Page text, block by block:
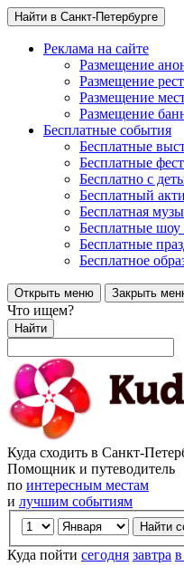
Найти в Санкт-Петербурге
Реклама на сайте
Размещение
Размещение
Размещение
Размещение
Бесплатные события
Бесплатные
Бесплатные
Бесплатно с
Бесплатный
Бесплатная
Бесплатные шоу
Бесплатные
Бесплатное
Открыть меню Закрыть
Что ищем?
Найти
Куда сходить в Санкт-
Помощник и путеводитель
по интересным местам
и лучшим событиям
Куда пойти сегодня завтра